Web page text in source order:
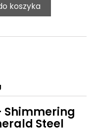
koszyka
Shimmering
Steel